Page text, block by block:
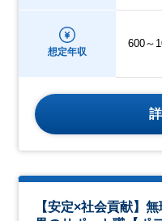
想定年収
600～
【安定×社会貢献】